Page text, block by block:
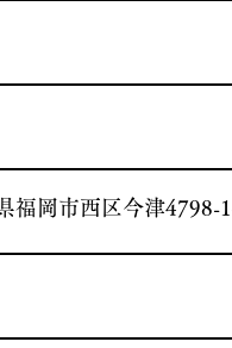
岡市西区今津4798-